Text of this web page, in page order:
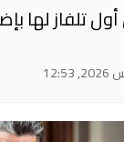
تلفاز لها